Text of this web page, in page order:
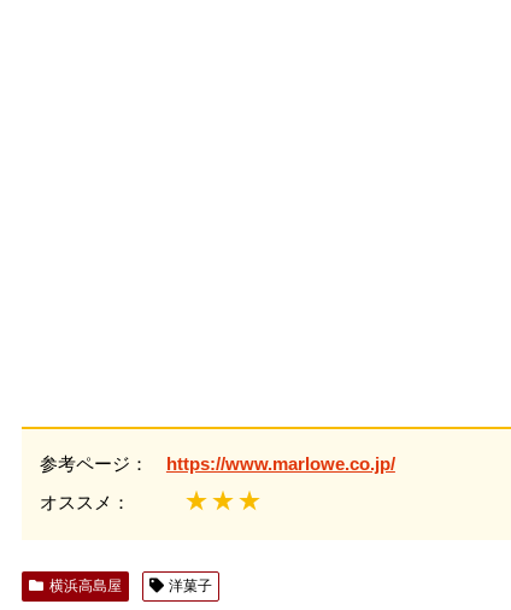
参考ページ： https://www.marlowe.co.jp/
オススメ： ★★★
横浜高島屋 洋菓子